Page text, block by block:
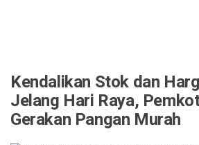
Kendalikan Stok dan
Jelang Hari Raya,
Gerakan Pangan Murah